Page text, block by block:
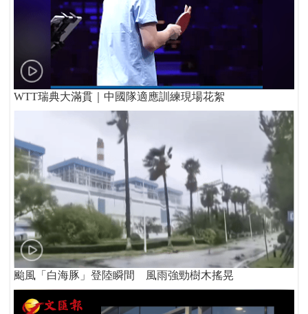
WTT瑞典大滿貫｜中國隊適應訓練現場花絮
颱風「白海豚」登陸瞬間 風雨強勁樹木搖晃